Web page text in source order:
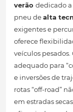
verão dedicado
pneu dealta
exigentes e
oferece
veículos pesados.
adequado para
e inversões de
rotas “off-road”
em estradas